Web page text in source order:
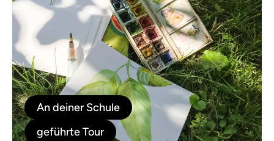
An deiner Schule
geführte Tour